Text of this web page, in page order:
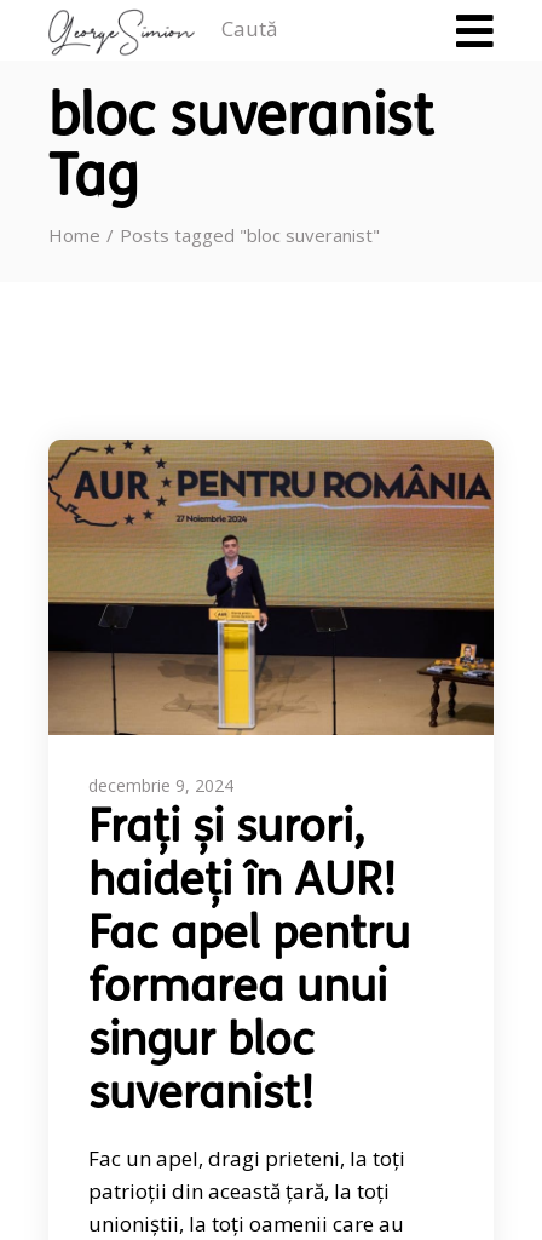
bloc suveranist
Tag
Home Posts tagged "bloc suveranist"
decembrie 9, 2024
Frați și surori,
haideți în AUR!
Fac apel pentru
formarea unui
singur bloc
suveranist!
Fac un apel, dragi prieteni, la toți
patrioții din această țară, la toți
unioniștii, la toți oamenii care au